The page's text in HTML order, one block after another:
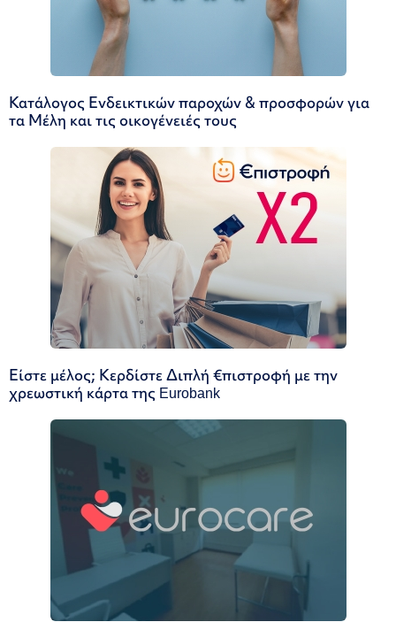
Κατάλογος Ενδεικτικών παροχών & προσφορών για
τα Μέλη και τις οικογένειές τους
Είστε μέλος; Κερδίστε Διπλή €πιστροφή με την
χρεωστική κάρτα της Eurobank